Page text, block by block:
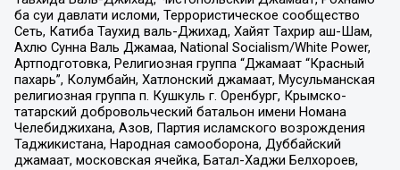
ба суи давлати исломи, Террористическое сообщество
Сеть, Катиба Таухид валь-Джихад, Хайят Тахрир аш-Шам,
Ахлю Сунна Валь Джамаа, National Socialism/White Power,
Артподготовка, Религиозная группа “Джамаат “Красный
пахарь”, Колумбайн, Хатлонский джамаат, Мусульманская
религиозная группа п. Кушкуль г. Оренбург, Крымско-
татарский добровольческий батальон имени Номана
Челебиджихана, Азов, Партия исламского возрождения
Таджикистана, Народная самооборона, Дуббайский
джамаат, московская ячейка, Батал-Хаджи Белхороев,